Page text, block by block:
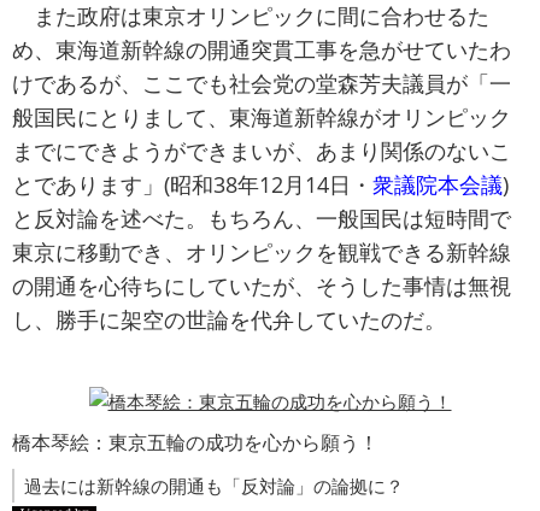
また政府は東京オリンピックに間に合わせるた
め、東海道新幹線の開通突貫工事を急がせていたわ
けであるが、ここでも社会党の堂森芳夫議員が「一
般国民にとりまして、東海道新幹線がオリンピック
までにできようができまいが、あまり関係のないこ
とであります」(昭和38年12月14日・ 衆議院本会議)
と反対論を述べた。もちろん、一般国民は短時間で
東京に移動でき、オリンピックを観戦できる新幹線
の開通を心待ちにしていたが、そうした事情は無視
し、勝手に架空の世論を代弁していたのだ。
橋本琴絵：東京五輪の成功を心から願う！
過去には新幹線の開通も「反対論」の論拠に？